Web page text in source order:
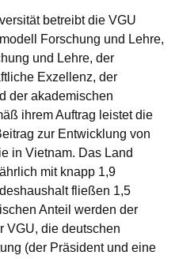
betreibt die VGU
Forschung und Lehre,
und Lehre, der
Exzellenz, der
der akademischen
ihrem Auftrag leistet die
zur Entwicklung von
in Vietnam. Das Land
mit knapp 1,9
fließen 1,5
Anteil werden der
VGU, die deutschen
(der Präsident und eine